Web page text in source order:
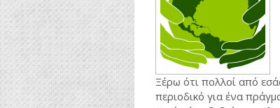
Ξέρω ότι πολλοί από
περιοδικό για ένα